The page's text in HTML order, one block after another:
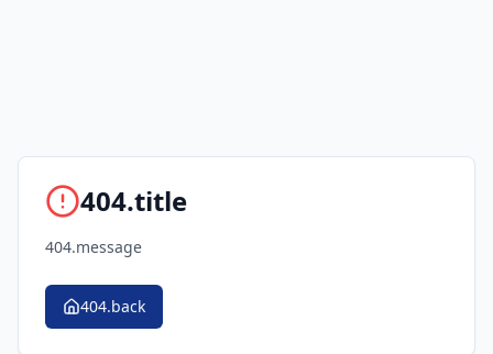
404.title
404.message
404.back